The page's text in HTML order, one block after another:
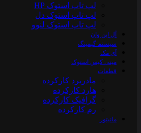
لپ تاپ استوک HP
لپ تاپ استوک دل
لپ تاپ استوک لنوو
آل این وان
سیستم گیمینگ
آی مک
مینی کیس استوک
قطعات
مادربرد کارکرده
هارد کارکرده
گرافیک کارکرده
رم کارکرده
مانیتور